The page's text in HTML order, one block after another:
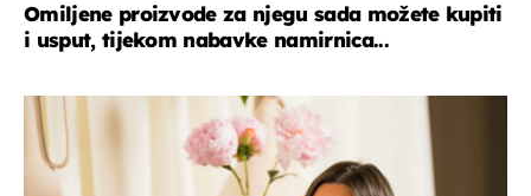
Omiljene proizvode za njegu sada možete kupiti
i usput, tijekom nabavke namirnica...
moda & ljepota